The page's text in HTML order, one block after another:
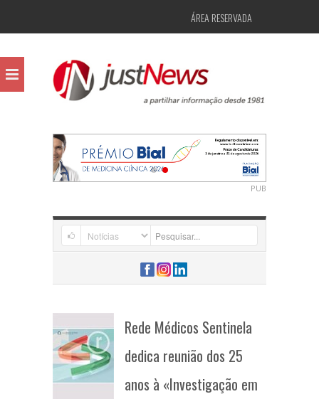
ÁREA RESERVADA
PUB
Rede Médicos Sentinela
dedica reunião dos 25
anos à «Investigação em